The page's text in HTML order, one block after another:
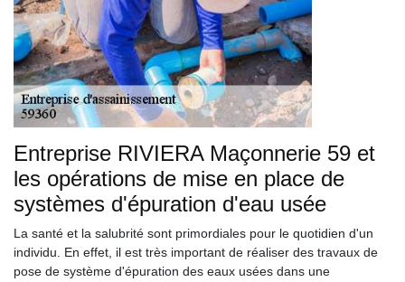
Entreprise RIVIERA Maçonnerie 59 et
les opérations de mise en place de
systèmes d'épuration d'eau usée
La santé et la salubrité sont primordiales pour le quotidien d'un
individu. En effet, il est très important de réaliser des travaux de
pose de système d'épuration des eaux usées dans une